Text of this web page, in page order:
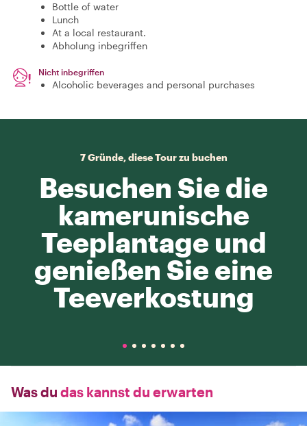
Bottle of water
Lunch
At a local restaurant.
Abholung inbegriffen
Nicht inbegriffen
Alcoholic beverages and personal purchases
7 Gründe, diese Tour zu buchen
Besuchen Sie die
kamerunische
Teeplantage und
genießen Sie eine
Teeverkostung
Was du das kannst du erwarten